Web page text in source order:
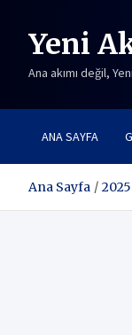
contentYeni
Ana akımı değil,
ANA SAYFA
Ana Sayfa 2025